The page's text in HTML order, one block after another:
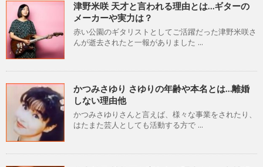
津野米咲 天才と言われる理由とは…ギターの
メーカーや実力は？
赤い公園のギタリストとしてご活躍だった津野米咲さ
んが逝去されたと一報がありました ...
かつみさゆり さゆりの年齢や本名とは…離婚
しない理由他
かつみさゆりさんと言えば、様々な事業をされたり、
はたまた芸人としても活動する方で ...